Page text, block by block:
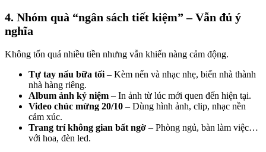
4. Nhóm quà “ngân sách tiết kiệm” – Vẫn đủ ý
nghĩa
Không tốn quá nhiều tiền nhưng vẫn khiến nàng cảm động.
Tự tay nấu bữa tối – Kèm nến và nhạc nhẹ, biến nhà thành
nhà hàng riêng.
Album ảnh kỷ niệm – In ảnh từ lúc mới quen đến hiện tại.
Video chúc mừng 20/10 – Dùng hình ảnh, clip, nhạc nền
cảm xúc.
Trang trí không gian bất ngờ – Phòng ngủ, bàn làm việc…
với hoa, đèn led.